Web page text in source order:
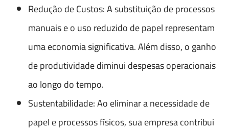
Redução de Custos: A substituição de processos
manuais e o uso reduzido de papel representam
uma economia significativa. Além disso, o ganho
de produtividade diminui despesas operacionais
ao longo do tempo.
Sustentabilidade: Ao eliminar a necessidade de
papel e processos físicos, sua empresa contribui